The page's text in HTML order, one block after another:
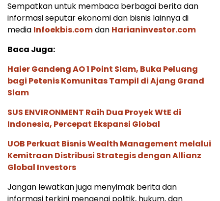
Sempatkan untuk membaca berbagai berita dan
informasi seputar ekonomi dan bisnis lainnya di
media Infoekbis.comdan Harianinvestor.com
Baca Juga:
Haier Gandeng AO 1 Point Slam, Buka Peluang
bagi Petenis Komunitas Tampil di Ajang Grand
Slam
SUS ENVIRONMENT Raih Dua Proyek WtE di
Indonesia, Percepat Ekspansi Global
UOB Perkuat Bisnis Wealth Management melalui
Kemitraan Distribusi Strategis dengan Allianz
Global Investors
Jangan lewatkan juga menyimak berita dan